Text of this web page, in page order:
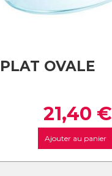
PLAT OVALE
21,40 €
Ajouter au panier